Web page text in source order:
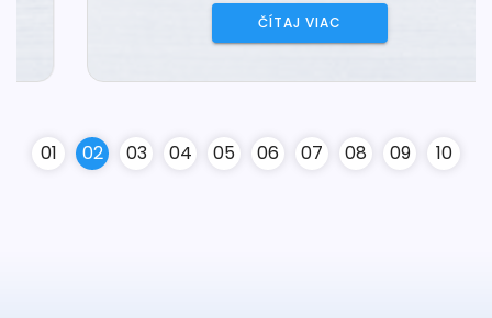
ČÍTAJ VIAC
01 02 03 04 05 06 07 08 09 10